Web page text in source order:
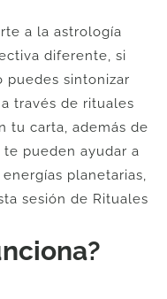
a la astrología
diferente, si
puedes sintonizar
través de rituales
tu carta, además de
pueden ayudar a
planetarias,
sesión de Rituales